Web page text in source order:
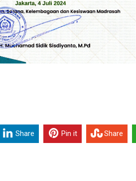
Share Pin it Share